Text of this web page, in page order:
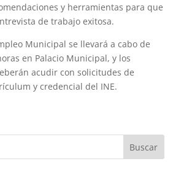
y herramientas para que
de trabajo exitosa.
Municipal se llevará a cabo de
en Palacio Municipal, y los
acudir con solicitudes de
y credencial del INE.
Buscar